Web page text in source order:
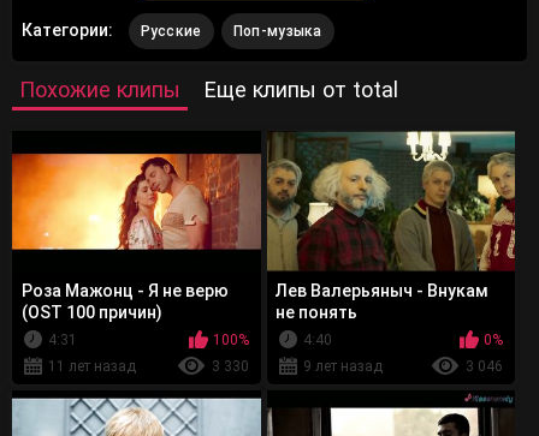
Категории: Русские Поп-музыка
Похожие клипы Еще клипы от total
Роза Мажонц - Я не верю
(OST 100 причин)
4:31
100%
11 лет назад
3 330
Лев Валерьяныч - Внукам
не понять
4:40
0%
9 лет назад
3 046